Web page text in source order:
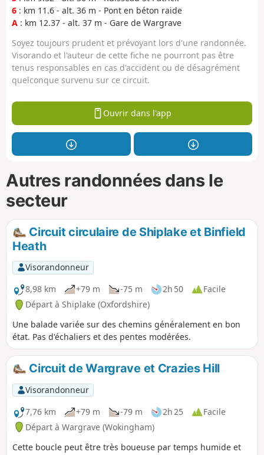
6 : km 11.6 - alt. 36 m - Pont en béton raide
A : km 12.37 - alt. 37 m - Gare de Wargrave
Soyez toujours prudent et prévoyant lors d'une randonnée.
Visorando et l'auteur de cette fiche ne pourront pas être
tenus responsables en cas d'accident ou de désagrément
quelconque survenu sur ce circuit.
Ouvrir dans l'app
Autres randonnées dans le
secteur
Circuit circulaire de Shiplake et Binfield
Heath
Visorandonneur
8,98 km
+79 m -75 m 2h 50
Facile
Départ à Shiplake (Oxfordshire)
Une balade variée sur des chemins généralement en bon
état. Pas d'échaliers et des pentes modérées.
Circuit de Wargrave et Crazies Hill
Visorandonneur
7,76 km
+79 m -79 m 2h 25
Facile
Départ à Wargrave (Wokingham)
Cette boucle peut être très boueuse par temps humide et